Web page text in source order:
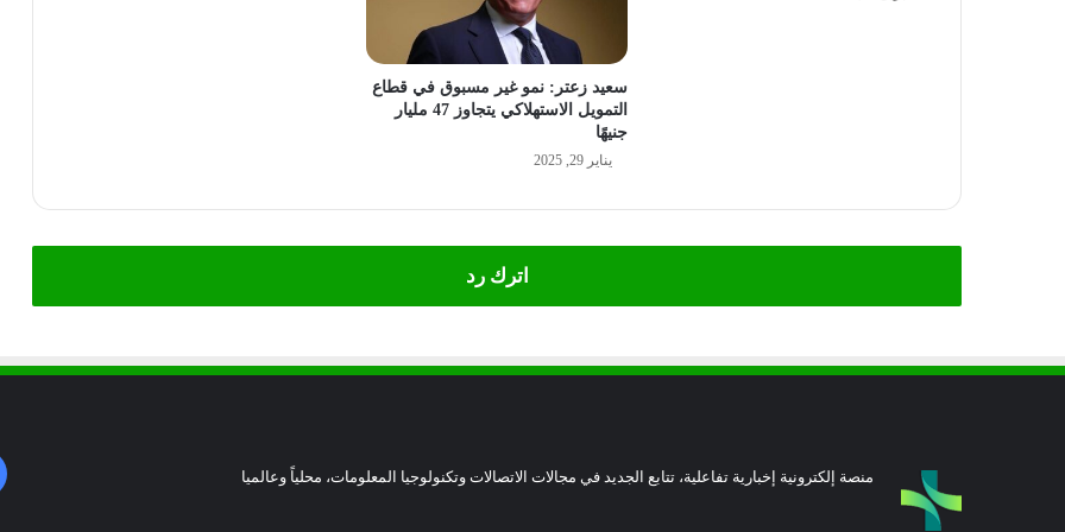
سعيد زعتر: نمو غير مسبوق في قطاع
التمويل الاستهلاكي يتجاوز 47 مليار
جنيهًا
يناير 29, 2025
اترك رد
منصة إلكترونية إخبارية تفاعلية، تتابع الجديد في مجالات الاتصالات وتكنولوجيا المعلومات، محلياً وعالميا